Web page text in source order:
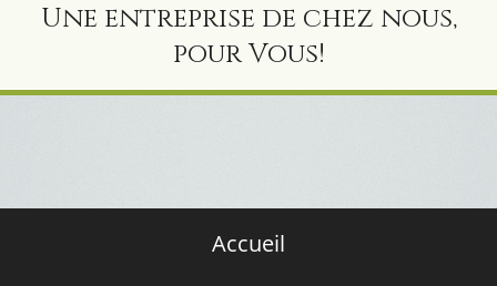
Une entreprise de chez nous,
pour Vous!
Accueil